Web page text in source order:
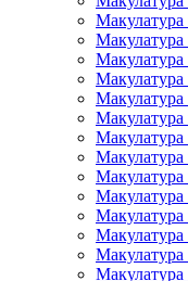
Макулатура
Макулатура
Макулатура
Макулатура
Макулатура
Макулатура
Макулатура
Макулатура